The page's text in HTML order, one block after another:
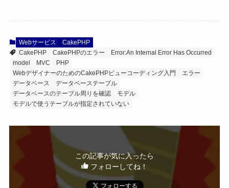
Webサービス
CakePHP
CakePHP
CakePHPのエラー
Error:An Internal Error Has Occurred
model
MVC
PHP
WebデザイナーのためのCakePHPビューコーディング入門
エラー
データベース
データベーステーブル
データベースのテーブル周りを確認
モデル
モデルで使うテーブルが指定されていない
この記事が気に入ったら
フォローしてね！